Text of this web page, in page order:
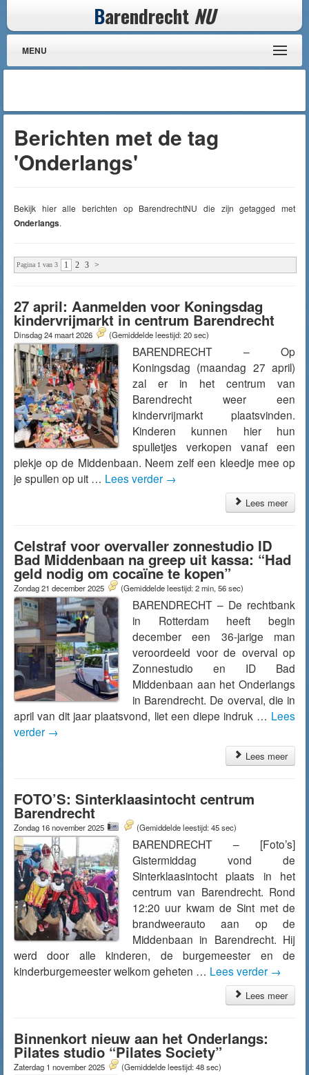
Barendrecht NU
MENU
Berichten met de tag
'Onderlangs'
Bekijk hier alle berichten op BarendrechtNU die zijn getagged met
Onderlangs.
Pagina 1 van 3 1 2 3 >
27 april: Aanmelden voor Koningsdag
kindervrijmarkt in centrum Barendrecht
Dinsdag 24 maart 2026 (Gemiddelde leestijd: 20 sec)
BARENDRECHT – Op
Koningsdag (maandag 27 april)
zal er in het centrum van
Barendrecht weer een
kindervrijmarkt plaatsvinden.
Kinderen kunnen hier hun
spulletjes verkopen vanaf een
plekje op de Middenbaan. Neem zelf een kleedje mee op
je spullen op uit … Lees verder →
Lees meer
Celstraf voor overvaller zonnestudio ID
Bad Middenbaan na greep uit kassa: “Had
geld nodig om cocaïne te kopen”
Zondag 21 december 2025 (Gemiddelde leestijd: 2 min, 56 sec)
BARENDRECHT – De rechtbank
in Rotterdam heeft begin
december een 36-jarige man
veroordeeld voor de overval op
Zonnestudio en ID Bad
Middenbaan aan het Onderlangs
in Barendrecht. De overval, die in
april van dit jaar plaatsvond, liet een diepe indruk … Lees
verder →
Lees meer
FOTO’S: Sinterklaasintocht centrum
Barendrecht
Zondag 16 november 2025 (Gemiddelde leestijd: 45 sec)
BARENDRECHT – [Foto’s]
Gistermiddag vond de
Sinterklaasintocht plaats in het
centrum van Barendrecht. Rond
12:20 uur kwam de Sint met de
brandweerauto aan op de
Middenbaan in Barendrecht. Hij
werd door alle kinderen, de burgemeester en de
kinderburgemeester welkom geheten … Lees verder →
Lees meer
Binnenkort nieuw aan het Onderlangs:
Pilates studio “Pilates Society”
Zaterdag 1 november 2025 (Gemiddelde leestijd: 48 sec)